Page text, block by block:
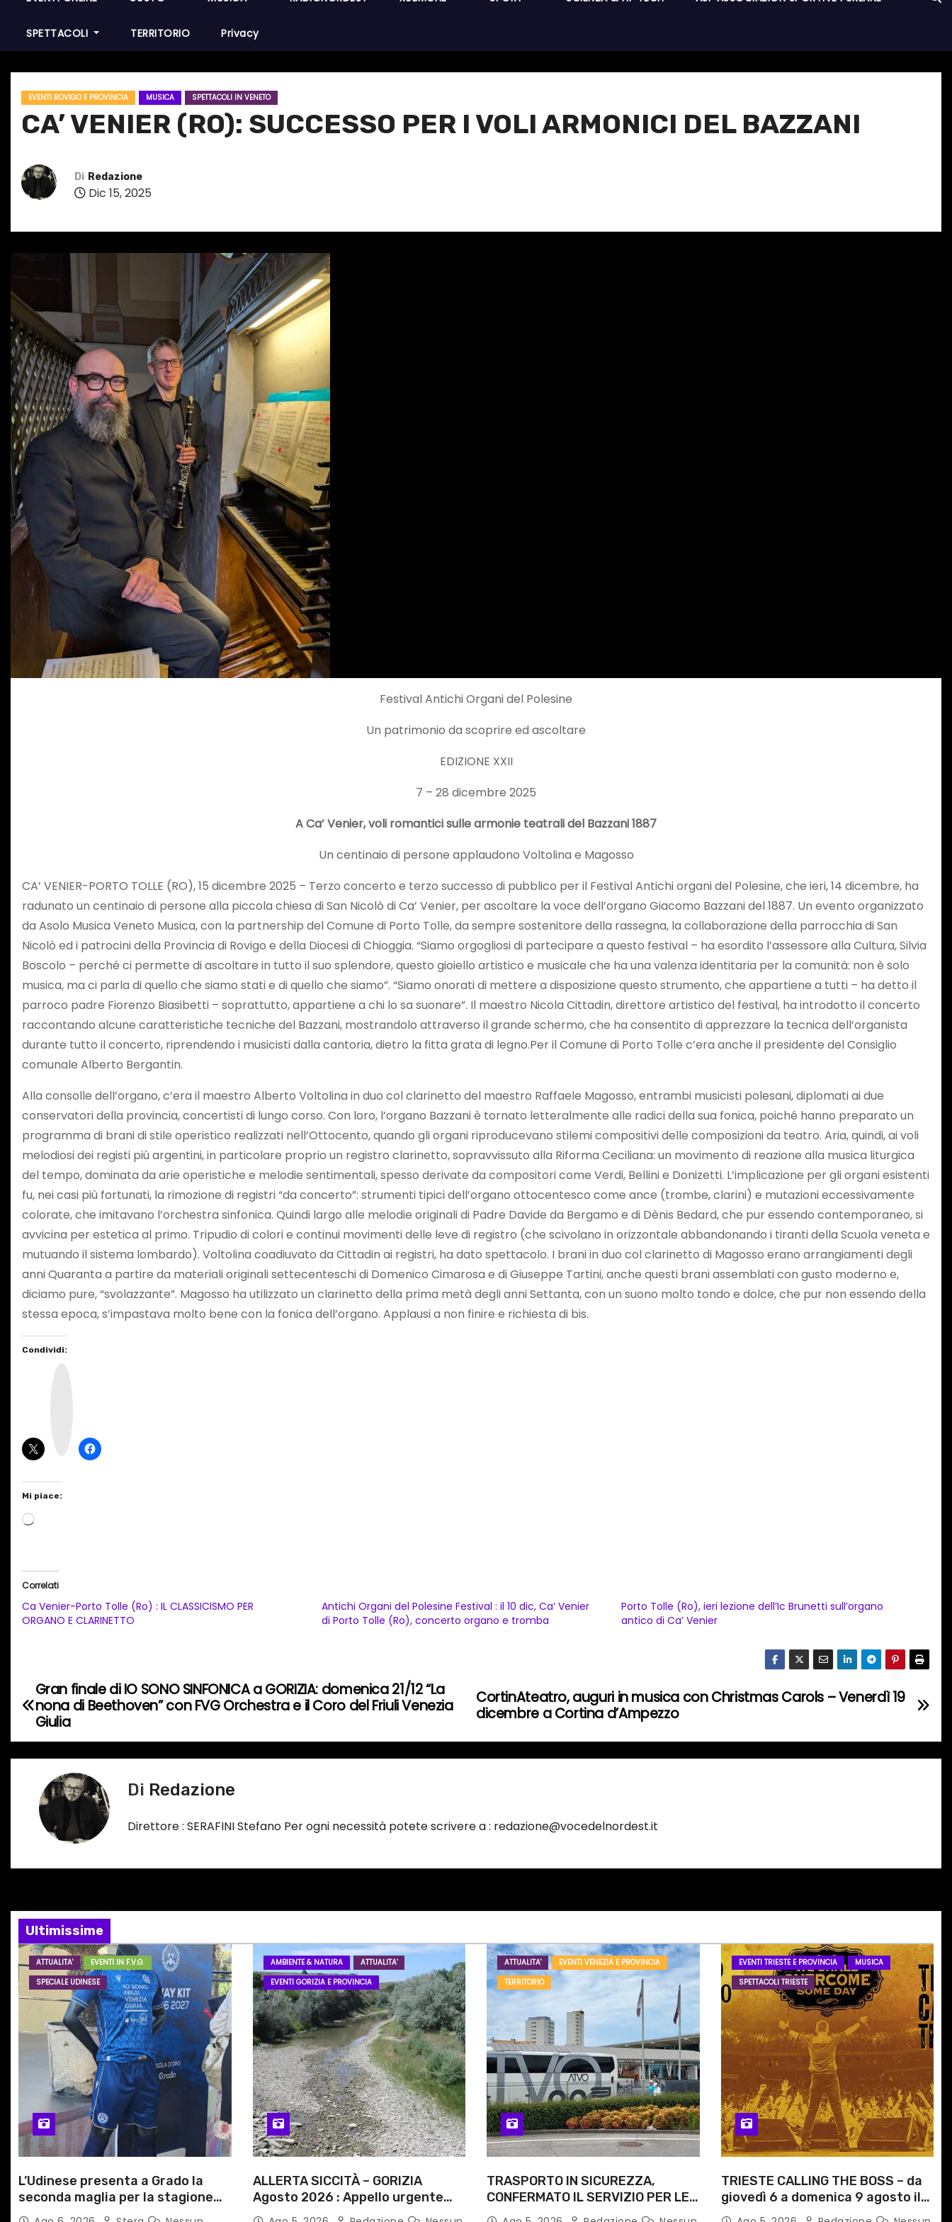
SPETTACOLI TERRITORIO Privacy
EVENTI ROVIGO E PROVINCIA MUSICA SPETTACOLI IN VENETO
CA’ VENIER (RO): SUCCESSO PER I VOLI ARMONICI DEL BAZZANI
Di Redazione
Dic 15, 2025
Festival Antichi Organi del Polesine
Un patrimonio da scoprire ed ascoltare
EDIZIONE XXII
7 – 28 dicembre 2025
A Ca’ Venier, voli romantici sulle armonie teatrali del Bazzani 1887
Un centinaio di persone applaudono Voltolina e Magosso
CA’ VENIER-PORTO TOLLE (RO), 15 dicembre 2025 – Terzo concerto e terzo successo di pubblico per il Festival Antichi organi del Polesine, che ieri, 14 dicembre, ha
radunato un centinaio di persone alla piccola chiesa di San Nicolò di Ca’ Venier, per ascoltare la voce dell’organo Giacomo Bazzani del 1887. Un evento organizzato
da Asolo Musica Veneto Musica, con la partnership del Comune di Porto Tolle, da sempre sostenitore della rassegna, la collaborazione della parrocchia di San
Nicolò ed i patrocini della Provincia di Rovigo e della Diocesi di Chioggia. “Siamo orgogliosi di partecipare a questo festival – ha esordito l’assessore alla Cultura, Silvia
Boscolo – perché ci permette di ascoltare in tutto il suo splendore, questo gioiello artistico e musicale che ha una valenza identitaria per la comunità: non è solo
musica, ma ci parla di quello che siamo stati e di quello che siamo”. “Siamo onorati di mettere a disposizione questo strumento, che appartiene a tutti – ha detto il
parroco padre Fiorenzo Biasibetti – soprattutto, appartiene a chi lo sa suonare”. Il maestro Nicola Cittadin, direttore artistico del festival, ha introdotto il concerto
raccontando alcune caratteristiche tecniche del Bazzani, mostrandolo attraverso il grande schermo, che ha consentito di apprezzare la tecnica dell’organista
durante tutto il concerto, riprendendo i musicisti dalla cantoria, dietro la fitta grata di legno.Per il Comune di Porto Tolle c’era anche il presidente del Consiglio
comunale Alberto Bergantin.
Alla consolle dell’organo, c’era il maestro Alberto Voltolina in duo col clarinetto del maestro Raffaele Magosso, entrambi musicisti polesani, diplomati ai due
conservatori della provincia, concertisti di lungo corso. Con loro, l’organo Bazzani è tornato letteralmente alle radici della sua fonica, poiché hanno preparato un
programma di brani di stile operistico realizzati nell’Ottocento, quando gli organi riproducevano stilemi compositivi delle composizioni da teatro. Aria, quindi, ai voli
melodiosi dei registi più argentini, in particolare proprio un registro clarinetto, sopravvissuto alla Riforma Ceciliana: un movimento di reazione alla musica liturgica
del tempo, dominata da arie operistiche e melodie sentimentali, spesso derivate da compositori come Verdi, Bellini e Donizetti. L’implicazione per gli organi esistenti
fu, nei casi più fortunati, la rimozione di registri “da concerto”: strumenti tipici dell’organo ottocentesco come ance (trombe, clarini) e mutazioni eccessivamente
colorate, che imitavano l’orchestra sinfonica. Quindi largo alle melodie originali di Padre Davide da Bergamo e di Dènis Bedard, che pur essendo contemporaneo, si
avvicina per estetica al primo. Tripudio di colori e continui movimenti delle leve di registro (che scivolano in orizzontale abbandonando i tiranti della Scuola veneta e
mutuando il sistema lombardo). Voltolina coadiuvato da Cittadin ai registri, ha dato spettacolo. I brani in duo col clarinetto di Magosso erano arrangiamenti degli
anni Quaranta a partire da materiali originali settecenteschi di Domenico Cimarosa e di Giuseppe Tartini, anche questi brani assemblati con gusto moderno e,
diciamo pure, “svolazzante”. Magosso ha utilizzato un clarinetto della prima metà degli anni Settanta, con un suono molto tondo e dolce, che pur non essendo della
stessa epoca, s’impastava molto bene con la fonica dell’organo. Applausi a non finire e richiesta di bis.
Condividi:
Mi piace:
C
a
t
o
n
o
Correlati
Ca Venier-Porto Tolle (Ro) : IL CLASSICISMO PER
ORGANO E CLARINETTO
Antichi Organi del Polesine Festival : il 10 dic, Ca’ Venier
di Porto Tolle (Ro), concerto organo e tromba
Porto Tolle (Ro), ieri lezione dell’Ic Brunetti sull’organo
antico di Ca’ Venier
N
v
z
i
o
n
e
r
i
c
o
l
CortinAteatro, auguri in musica con Christmas Carols – Venerdì 19
dicembre a Cortina d’Ampezzo
Gran finale di IO SONO SINFONICA a GORIZIA: domenica 21/12 “La
nona di Beethoven” con FVG Orchestra e il Coro del Friuli Venezia
Giulia
Di Redazione
Direttore : SERAFINI Stefano Per ogni necessità potete scrivere a : redazione@vocedelnordest.it
Ultimissime
ATTUALITA'
EVENTI IN F.V.G.
SPECIALE UDINESE
L’Udinese presenta a Grado la
seconda maglia per la stagione
2026/27
AMBIENTE & NATURA
ATTUALITA'
EVENTI GORIZIA E PROVINCIA
ALLERTA SICCITÀ – GORIZIA
Agosto 2026 : Appello urgente
alle Autorità competenti
ATTUALITA'
EVENTI VENEZIA E PROVINCIA
TERRITORIO
TRASPORTO IN SICUREZZA,
CONFERMATO IL SERVIZIO PER LE
NOTTI DI AGOSTO: DEFINITI
EVENTI TRIESTE E PROVINCIA
MUSICA
SPETTACOLI TRIESTE
TRIESTE CALLING THE BOSS – da
giovedì 6 a domenica 9 agosto il
festival triestino dedicato a